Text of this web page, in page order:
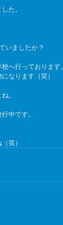
た。
いましたか？
へ行っております。
なります（笑）
。
中です。
笑）